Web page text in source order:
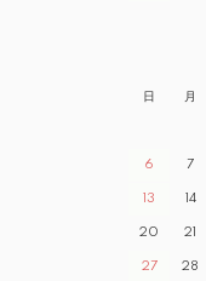
日 月
6 7
13 14
20 21
27 28